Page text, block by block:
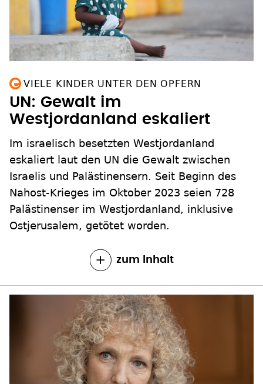
VIELE KINDER UNTER DEN OPFERN
UN: Gewalt im
Westjordanland eskaliert
Im israelisch besetzten Westjordanland
eskaliert laut den UN die Gewalt zwischen
Israelis und Palästinensern. Seit Beginn des
Nahost-Krieges im Oktober 2023 seien 728
Palästinenser im Westjordanland, inklusive
Ostjerusalem, getötet worden.
zum Inhalt